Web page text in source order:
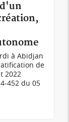
à Abidjan
de
2022
452 du 05